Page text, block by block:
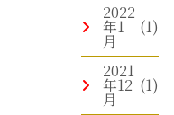
2022
年1
月
(1)
2021
年12
月
(1)